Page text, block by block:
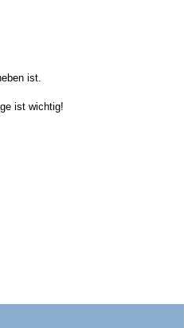
ist.
ist wichtig!